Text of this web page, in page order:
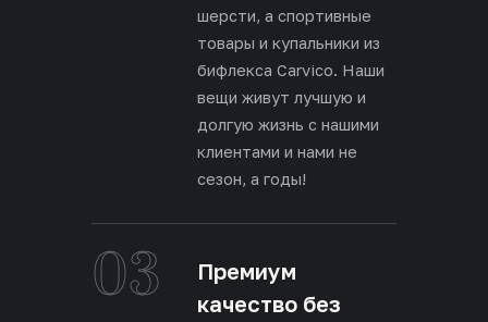
шерсти, а спортивные
товары и купальники из
бифлекса Carvico. Наши
вещи живут лучшую и
долгую жизнь с нашими
клиентами и нами не
сезон, а годы!
03
Премиум
качество без